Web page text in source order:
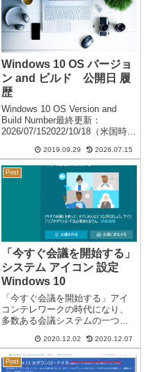
Windows 10 OS バージョ
ン and ビルド 公開日 履
歴
Windows 10 OS Version and
Build Number最終更新：
2026/07/152022/10/18（米国時
リリースされました。以前と同
じように再び水曜日のアップデ
ー...
2019.09.29 2026.07.15
Post
「今すぐ会議を開始する」
システム アイコン 設定
Windows 10
「今すぐ会議を開始する」アイ
コンテレワークの時代になり、
多数ある会議システムの一つに
meetnowlearnWindows 10
Ver20H2 build 19042.662 にアッ
プデート後、Sky...
2020.12.02 2020.12.07
Post